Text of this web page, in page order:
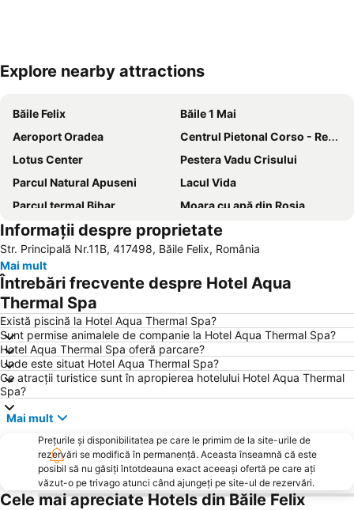
Explore nearby attractions
Băile Felix
Băile 1 Mai
Aeroport Oradea
Centrul Pietonal Corso - Republicii
Lotus Center
Pestera Vadu Crisului
Parcul Natural Apuseni
Lacul Vida
Parcul termal Bihar
Moara cu apă din Roșia
Informații despre proprietate
Str. Principală Nr.11B, 417498, Băile Felix, România
Mai mult
Întrebări frecvente despre Hotel Aqua
Thermal Spa
Există piscină la Hotel Aqua Thermal Spa?
Sunt permise animalele de companie la Hotel Aqua Thermal Spa?
Hotel Aqua Thermal Spa oferă parcare?
Unde este situat Hotel Aqua Thermal Spa?
Ce atracții turistice sunt în apropierea hotelului Hotel Aqua Thermal
Spa?
Mai mult
Prețurile și disponibilitatea pe care le primim de la site-urile de
rezervări se modifică în permanență. Aceasta înseamnă că este
posibil să nu găsiți întotdeauna exact aceeași ofertă pe care ați
văzut-o pe trivago atunci când ajungeți pe site-ul de rezervări.
Cele mai apreciate Hotels din Băile Felix